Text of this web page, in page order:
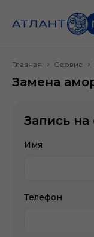
Главная Сервис
Замена
Запись на
Имя
Телефон